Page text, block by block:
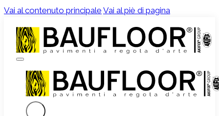
Vai al contenuto principale Vai al piè di pagina